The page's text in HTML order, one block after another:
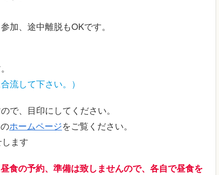
加、途中離脱もOKです。
流して下さい。）
で、目印にしてください。
ホームページをご覧ください。
ます
食の予約、準備は致しませんので、 各自で昼食を